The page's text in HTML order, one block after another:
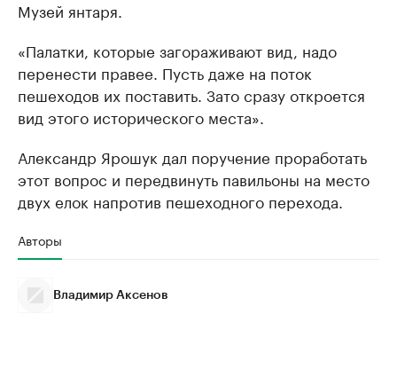
Музей янтаря.
«Палатки, которые загораживают вид, надо
перенести правее. Пусть даже на поток
пешеходов их поставить. Зато сразу откроется
вид этого исторического места».
Александр Ярошук дал поручение проработать
этот вопрос и передвинуть павильоны на место
двух елок напротив пешеходного перехода.
Авторы
Владимир Аксенов